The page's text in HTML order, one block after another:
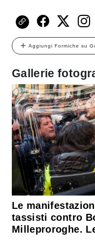
Aggiungi Formiche su
Gallerie
Le
tassisti contro
Milleproroghe.